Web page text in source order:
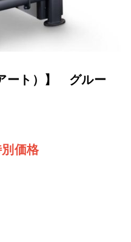
ート）】 グルー
価格